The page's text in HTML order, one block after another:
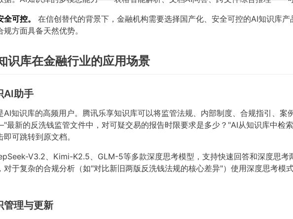
可控。
在信创替代的背景下，金融机构需要选择国产化、安全可控的AI知识库
方面具备天然优势。
识库在金融行业的应用场景
AI助手
AI知识库的高频用户。腾讯乐享知识库可以将监管法规、内部制度、合规指引、案
新的反洗钱监管文件中，对可疑交易的报告时限要求是多少？"AI从知识库中检
可跳转到原文档。
V3.2、Kimi-K2.5、GLM-5等多款深度思考模型，支持快速回答和深度思考
对于复杂的合规分析（如"对比新旧两版反洗钱法规的核心差异"）使用深度思考模
管理与更新